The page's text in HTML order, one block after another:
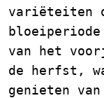
variëteiten
van het
de herfst,
genieten